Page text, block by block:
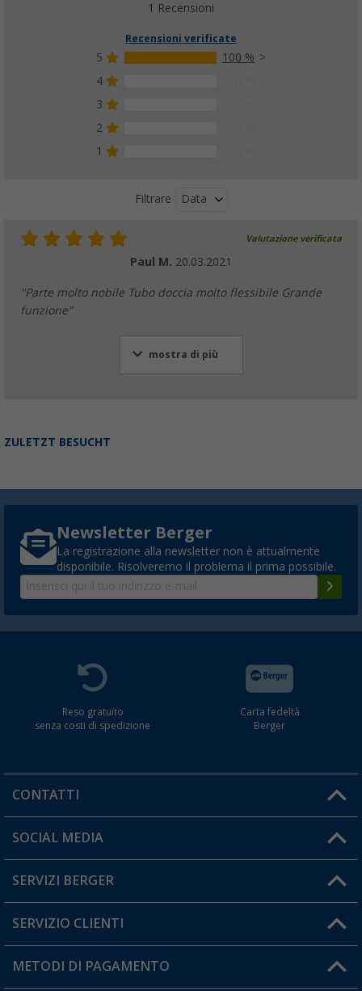
1 Recensioni
Recensioni verificate
5
100 %
4
3
2
1
Filtrare Data
Valutazione verificata
Paul M. 20.03.2021
"Parte molto nobile Tubo doccia molto flessibile Grande
funzione"
mostra di più
ZULETZT BESUCHT
Newsletter Berger
La registrazione alla newsletter non è attualmente
disponibile. Risolveremo il problema il prima possibile.
Reso gratuito
senza costi di spedizione
Carta fedeltà
Berger
CONTATTI
Orari di apertura del servizio:
Hai una domanda?
SOCIAL MEDIA
SERVIZI BERGER
Diventare rivenditori
Il mio Account
SERVIZIO CLIENTI
Informazioni sulla spedizione
METODI DI PAGAMENTO